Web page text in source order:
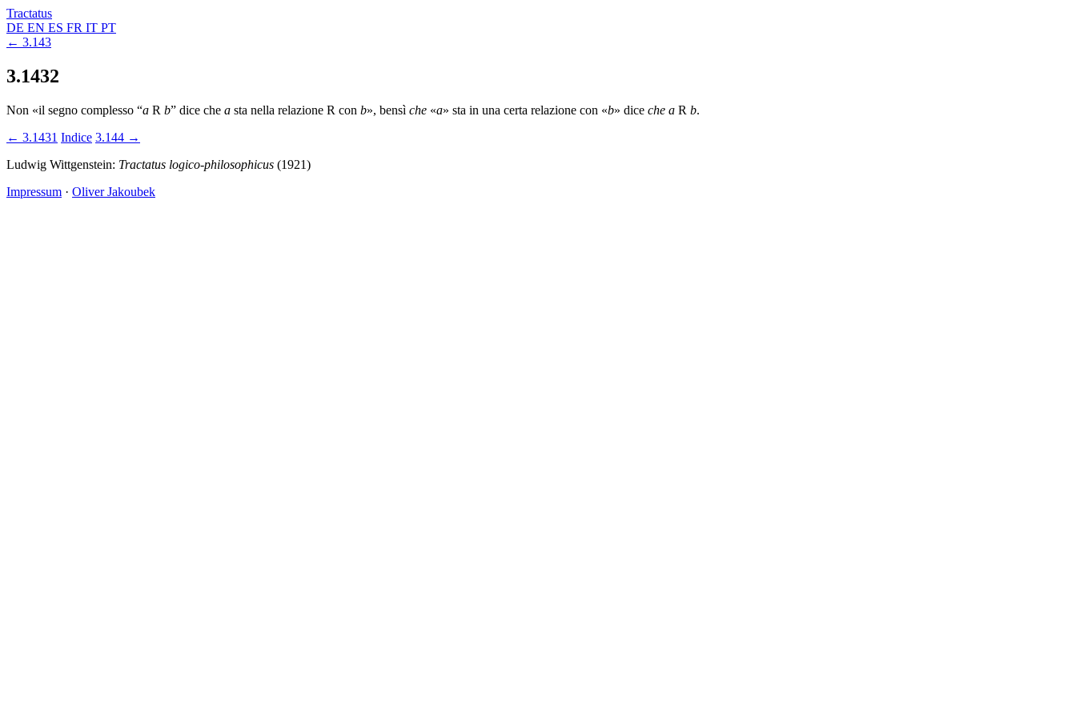
Tractatus
DE EN ES FR IT PT
← 3.143
3.1432
Non «il segno complesso “a R b” dice che a sta nella relazione R con b», bensì che «a» sta in una certa relazione con «b» dice che a R b.
← 3.1431 Indice 3.144 →
Ludwig Wittgenstein: Tractatus logico-philosophicus (1921)
Impressum · Oliver Jakoubek